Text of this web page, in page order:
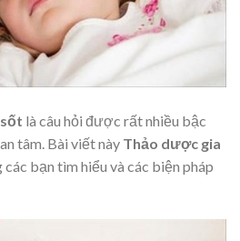
là câu hỏi được rất nhiều bậc
tâm. Bài viết này Thảo dược gia
các bạn tìm hiểu và các biện pháp